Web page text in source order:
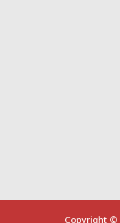
Copyright ©